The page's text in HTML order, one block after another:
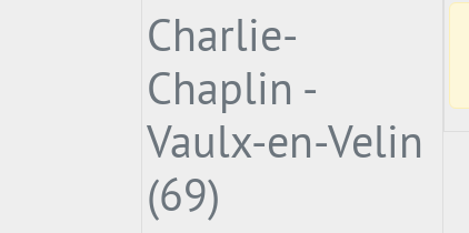
Charlie-
Chaplin -
Vaulx-en-Velin
(69)